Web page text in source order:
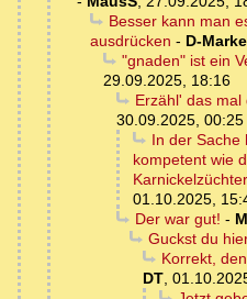
Besser kann man
ausdrücken - D-
"gnaden" ist ein
29.09.2025, 18:16
Erzähl' das mal
30.09.2025, 00:25
In der Sache
kompetent wie
01.10.2025,
Der war gut! -
Guckst du
Korrekt,
DT,